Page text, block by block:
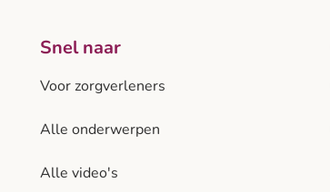
Snel naar
Voor zorgverleners
Alle onderwerpen
Alle video's